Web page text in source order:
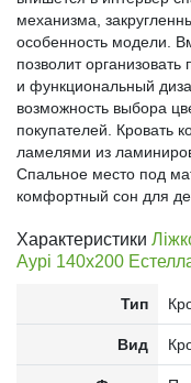
механизма,
особенность модели.
позволит
и функциональный
возможность выбора
покупателей. Кровать
ламелями из
Спальное место под
комфортный сон для
Характеристики
Аурі 140x200
Тип
Вид